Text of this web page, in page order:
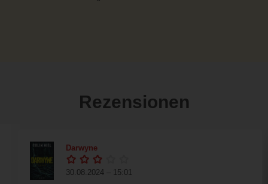
Rezensionen
Darwyne
30.08.2024 – 15:01